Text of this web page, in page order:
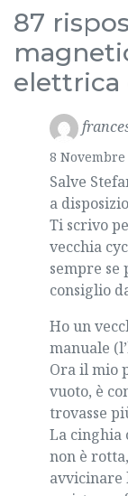
87
elettrica
8 Novembre
Salve
a
Ti scrivo
vecchia
sempre se
consiglio
Ho un
manuale
Ora il mio
vuoto, è
trovasse
La cinghia
non è
avvicinare